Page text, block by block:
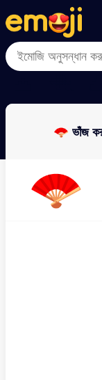
Menu
Close
Menu
Close
🪭 ভাঁজ
🪭